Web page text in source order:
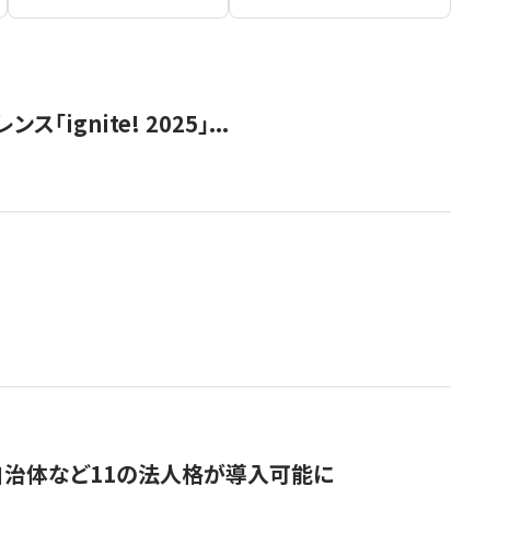
ンス「ignite! 2025」...
治体など11の法人格が導入可能に